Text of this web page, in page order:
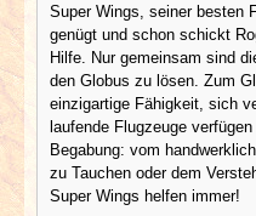
Super Wings, seiner besten
genügt und schon schickt
Hilfe. Nur gemeinsam sind
den Globus zu lösen. Zum
einzigartige Fähigkeit, sich
laufende Flugzeuge
Begabung: vom
zu Tauchen oder dem
Super Wings helfen immer!